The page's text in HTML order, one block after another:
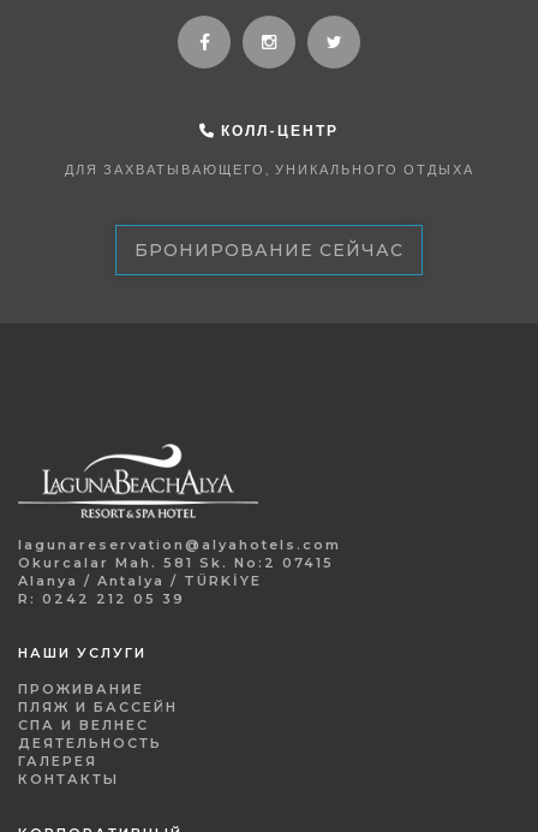
КОЛЛ-ЦЕНТР
ДЛЯ ЗАХВАТЫВАЮЩЕГО, УНИКАЛЬНОГО ОТДЫХА
БРОНИРОВАНИЕ СЕЙЧАС
lagunareservation@alyahotels.com
Okurcalar Mah. 581 Sk. No:2 07415
Alanya / Antalya / TÜRKİYE
R: 0242 212 05 39
НАШИ УСЛУГИ
ПРОЖИВАНИЕ
ПЛЯЖ И БАССЕЙН
СПА И ВЕЛНЕС
ДЕЯТЕЛЬНОСТЬ
ГАЛЕРЕЯ
КОНТАКТЫ